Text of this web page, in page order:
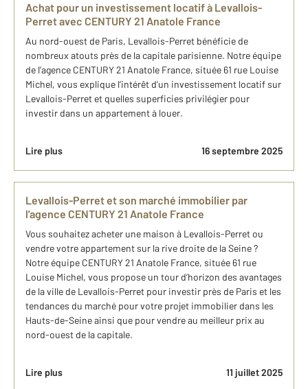
Achat pour un investissement locatif à Levallois-
Perret avec CENTURY 21 Anatole France
Au nord-ouest de Paris, Levallois-Perret bénéficie de
nombreux atouts près de la capitale parisienne. Notre équipe
de l’agence CENTURY 21 Anatole France, située 61 rue Louise
Michel, vous explique l’intérêt d’un investissement locatif sur
Levallois-Perret et quelles superficies privilégier pour
investir dans un appartement à louer.
Lire plus 16 septembre 2025
Levallois-Perret et son marché immobilier par
l'agence CENTURY 21 Anatole France
Vous souhaitez acheter une maison à Levallois-Perret ou
vendre votre appartement sur la rive droite de la Seine ?
Notre équipe CENTURY 21 Anatole France, située 61 rue
Louise Michel, vous propose un tour d’horizon des avantages
de la ville de Levallois-Perret pour investir près de Paris et les
tendances du marché pour votre projet immobilier dans les
Hauts-de-Seine ainsi que pour vendre au meilleur prix au
nord-ouest de la capitale.
Lire plus 11 juillet 2025